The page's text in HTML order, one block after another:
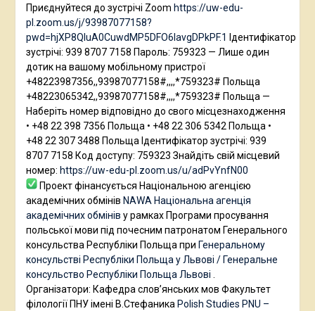
Приєднуйтеся до зустрічі Zoom https://uw-edu-
pl.zoom.us/j/93987077158?
pwd=hjXP8QIuA0CuwdMP5DFO6IavgDPkPF.1 Ідентифікатор
зустрічі: 939 8707 7158 Пароль: 759323 — Лише один
дотик на вашому мобільному пристрої
+48223987356,,93987077158#,,,,*759323# Польща
+48223065342,,93987077158#,,,,*759323# Польща —
Наберіть номер відповідно до свого місцезнаходження
• +48 22 398 7356 Польща • +48 22 306 5342 Польща •
+48 22 307 3488 Польща Ідентифікатор зустрічі: 939
8707 7158 Код доступу: 759323 Знайдіть свій місцевий
номер: https://uw-edu-pl.zoom.us/u/adPvYnfN00
Проект фінансується Національною агенцією
академічних обмінів NAWA Національна агенція
академічних обмінів у рамках Програми просування
польської мови під почесним патронатом Генерального
консульства Республіки Польща при Генеральному
консульстві Республіки Польща у Львові / Генеральне
консульство Республіки Польща Львові .
Організатори: Кафедра слов’янських мов Факультет
філології ПНУ імені В.Стефаника Polish Studies PNU –